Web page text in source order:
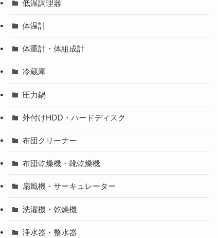
低温調理器
体温計
体重計・体組成計
冷蔵庫
圧力鍋
外付けHDD・ハードディスク
布団クリーナー
布団乾燥機・靴乾燥機
扇風機・サーキュレーター
洗濯機・乾燥機
浄水器・整水器